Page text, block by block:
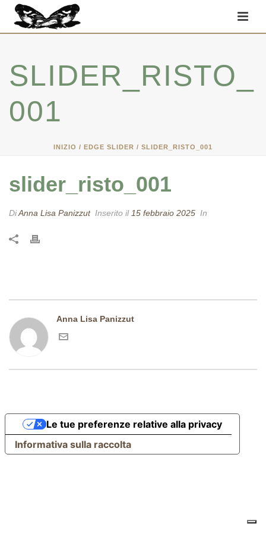
SLIDER_RISTO_
001
INIZIO / EDGE SLIDER / SLIDER_RISTO_001
slider_risto_001
DiAnna Lisa Panizzut Inserito il 15 febbraio 2025 In
Anna Lisa Panizzut
Informativa sulla raccolta
Le tue preferenze relative alla privacy